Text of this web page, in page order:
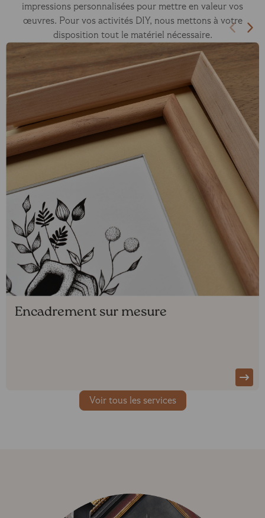
impressions personnalisées pour mettre en valeur vos
œuvres. Pour vos activités DIY, nous mettons à votre
disposition tout le matériel nécessaire.
Encadrement sur mesure
Voir tous les services